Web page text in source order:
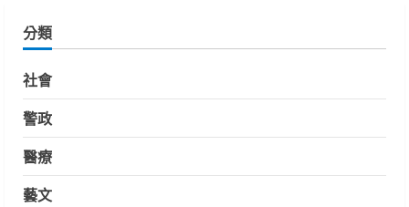
分類
社會
警政
醫療
藝文